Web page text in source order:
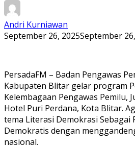
Andri Kurniawan
September 26, 2025September
PersadaFM – Badan Pengawas
Kabupaten Blitar gelar program
Kelembagaan Pengawas Pemilu,
Hotel Puri Perdana, Kota Blitar.
tema Literasi Demokrasi Sebagai
Demokratis dengan
nasional.